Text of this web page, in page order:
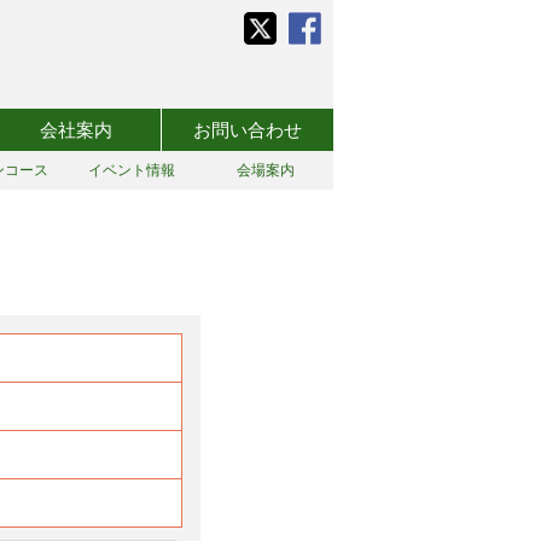
会社案内 お問い合わせ
コース イベント情報 会場案内